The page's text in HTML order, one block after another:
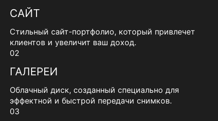
САЙТ
Стильный сайт-портфолио, который привлечет
клиентов и увеличит ваш доход.
02
ГАЛЕРЕИ
Облачный диск, созданный специально для
эффектной и быстрой передачи снимков.
03